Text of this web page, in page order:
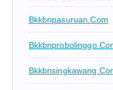
Bkkbnpasuruan.com